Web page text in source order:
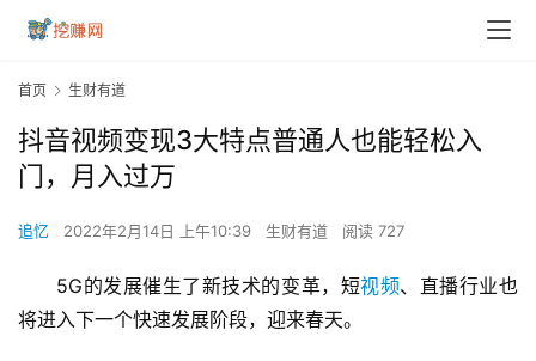
首页 生财有道
抖音视频变现3大特点普通人也能轻松入
门，月入过万
追忆 2022年2月14日 上午10:39 生财有道 阅读 727
5G的发展催生了新技术的变革，短视频、直播行业也
将进入下一个快速发展阶段，迎来春天。